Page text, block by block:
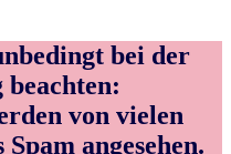
bei der
von vielen
angesehen.